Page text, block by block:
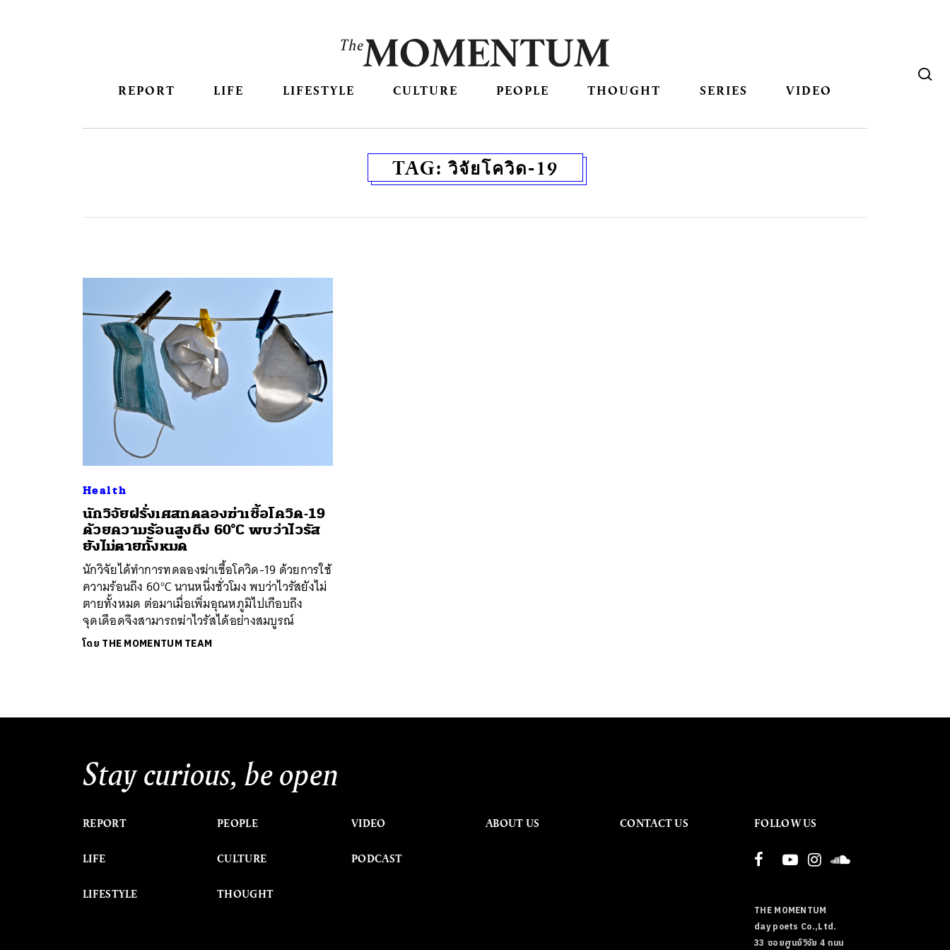
REPORT LIFE LIFESTYLE CULTURE PEOPLE THOUGHT SERIES VIDEO
TAG:วิจัยโควิด-19
Health
นักวิจัยฝรั่งเศสทดลองฆ่าเชื้อโควิด-19
ด้วยความร้อนสูงถึง 60°C พบว่าไวรัส
ยังไม่ตายทั้งหมด
นักวิจัยได้ทำการทดลองฆ่าเชื้อโควิด-19 ด้วยการใช้
ความร้อนถึง 60°C นานหนึ่งชั่วโมง พบว่าไวรัสยังไม่
ตายทั้งหมด ต่อมาเมื่อเพิ่มอุณหภูมิไปเกือบถึง
จุดเดือดจึงสามารถฆ่าไวรัสได้อย่างสมบูรณ์
โดย THE MOMENTUM TEAM
Stay curious, be open
REPORT
LIFE
LIFESTYLE
PEOPLE
CULTURE
THOUGHT
VIDEO
PODCAST
ABOUT US CONTACT US FOLLOW US
THE MOMENTUM
day poets Co.,Ltd.
33 ซอยศูนย์วิจัย 4 ถนน
ค้นหา